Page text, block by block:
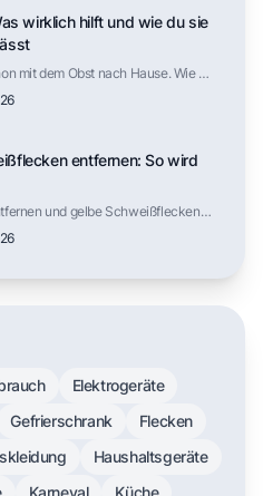
wirklich hilft und wie du sie
mit dem Obst nach Hause. Wie du
und an welchen Stellen in
entfernen: So wird
und gelbe Schweißflecken
frische Kleidung erreichen.
Elektrogeräte
Gefrierschrank
Flecken
Haushaltsgeräte
Karneval Küche